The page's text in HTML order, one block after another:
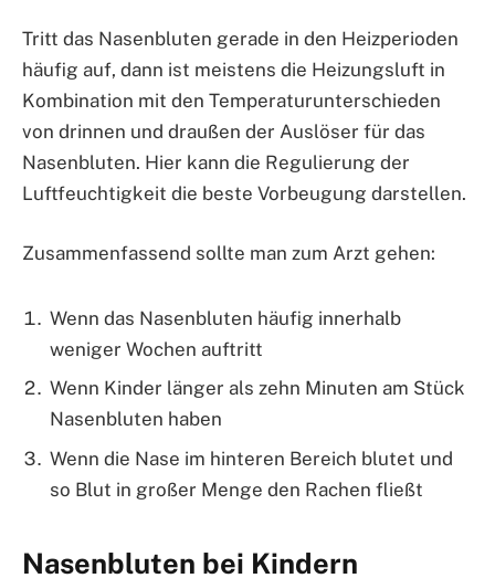
Tritt das Nasenbluten gerade in den Heizperioden
häufig auf, dann ist meistens die Heizungsluft in
Kombination mit den Temperaturunterschieden
von drinnen und draußen der Auslöser für das
Nasenbluten. Hier kann die Regulierung der
Luftfeuchtigkeit die beste Vorbeugung darstellen.
Zusammenfassend sollte man zum Arzt gehen:
Wenn das Nasenbluten häufig innerhalb
weniger Wochen auftritt
Wenn Kinder länger als zehn Minuten am Stück
Nasenbluten haben
Wenn die Nase im hinteren Bereich blutet und
so Blut in großer Menge den Rachen fließt
Nasenbluten bei Kindern